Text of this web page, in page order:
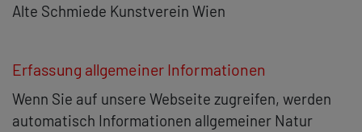
Alte Schmiede Kunstverein Wien
Erfassung allgemeiner Informationen
Wenn Sie auf unsere Webseite zugreifen, werden
automatisch Informationen allgemeiner Natur